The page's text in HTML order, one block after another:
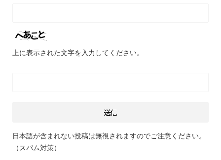
上に表示された文字を入力してください。
日本語が含まれない投稿は無視されますのでご注意ください。
（スパム対策）